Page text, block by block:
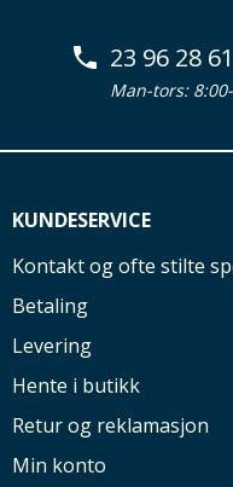
23 96 28 61
Man-tors:
KUNDESERVICE
Kontakt og ofte stilte
Betaling
Levering
Hente i butikk
Retur og reklamasjon
Min konto